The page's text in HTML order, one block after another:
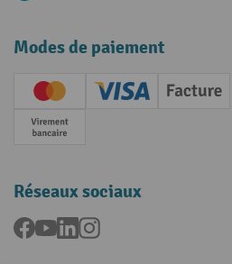
Modes de paiement
Creditcard (Master)Creditcard (Visa)
Facture
Paiement anticipé
Réseaux sociaux
Facebook
YouTubeLinkedInInstagram